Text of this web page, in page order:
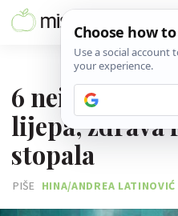
6 neizbježnih
lijepa, zdrava
stopala
PIŠE HINA/ANDREA LATINOVIĆ